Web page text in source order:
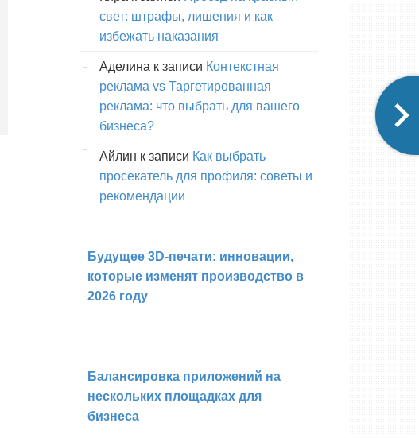
свет: штрафы, лишения и как
избежать наказания
Аделина к записи Контекстная
реклама vs Таргетированная
реклама: что выбрать для вашего
бизнеса?
Айлин к записи Как выбрать
просекатель для профиля: советы и
рекомендации
Будущее 3D-печати: инновации,
которые изменят производство в
2026 году
Балансировка приложений на
нескольких площадках для
бизнеса